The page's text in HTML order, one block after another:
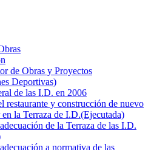
de Obras y Proyectos
Deportivas)
de las I.D. en 2006
restaurante y construcción de nuevo
la Terraza de I.D.(Ejecutada)
de la Terraza de las I.D.
a normativa de las